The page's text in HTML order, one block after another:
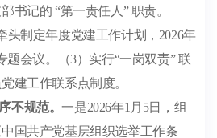
部书记的“第一责任人 ”职责。
头制定年度党建工作计划， 2026年
题会议。（3）实行“一岗双责”联
建工作联系点制度。
不规范。一是2026年1 月 5日，组
国共产党基层组织选举工作条